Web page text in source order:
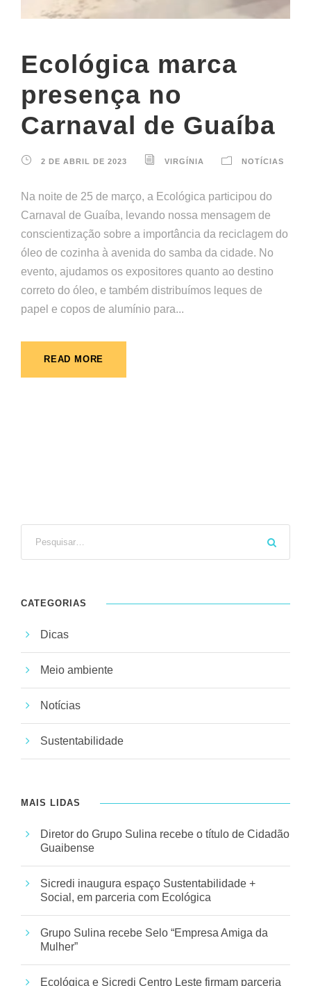
Ecológica marca
presença no
Carnaval de Guaíba
2 DE ABRIL DE 2023 VIRGÍNIA NOTÍCIAS
Na noite de 25 de março, a Ecológica participou do
Carnaval de Guaíba, levando nossa mensagem de
conscientização sobre a importância da reciclagem do
óleo de cozinha à avenida do samba da cidade. No
evento, ajudamos os expositores quanto ao destino
correto do óleo, e também distribuímos leques de
papel e copos de alumínio para...
READ MORE
CATEGORIAS
Dicas
Meio ambiente
Notícias
Sustentabilidade
MAIS LIDAS
Diretor do Grupo Sulina recebe o título de Cidadão
Guaibense
Sicredi inaugura espaço Sustentabilidade +
Social, em parceria com Ecológica
Grupo Sulina recebe Selo “Empresa Amiga da
Mulher”
Ecológica e Sicredi Centro Leste firmam parceria